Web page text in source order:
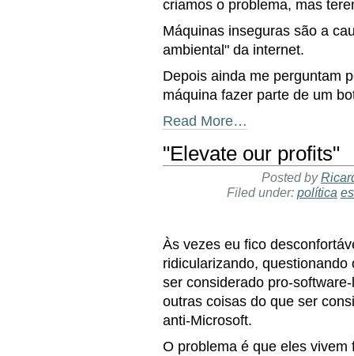
criamos o problema, mas
Máquinas inseguras são a
ambiental" da internet.
Depois ainda me perguntam
máquina fazer parte de um
Read More…
"Elevate our profits"
Posted by
Filed under: política
Às vezes eu fico
ridicularizando,
ser considerado pro-
outras coisas do que ser
anti-Microsoft.
O problema é que eles